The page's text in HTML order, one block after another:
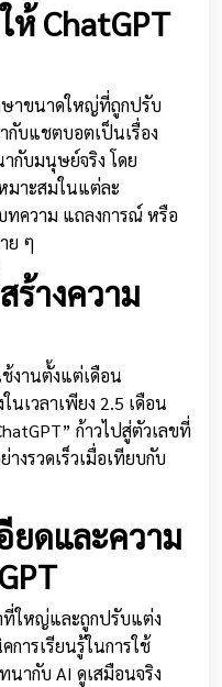
ChatGPT
ษาขนาดใหญ่ที่ถูกปรับ
กับแชตบอตเป็นเรื่อง
กับมนุษย์จริง โดย
มาะสมในแต่ละ
ทความ แถลงการณ์ หรือ
ย ๆ
ร้างความ
งานตั้งแต่เดือน
เวลาเพียง 2.5 เดือน
ก้าวไปสู่ตัวเลขที่
งรวดเร็วเมื่อเทียบกับ
ยดและความ
ที่ใหญ่และถูกปรับแต่ง
การเรียนรู้ในการใช้
นากับ AI ดูเสมือนจริง